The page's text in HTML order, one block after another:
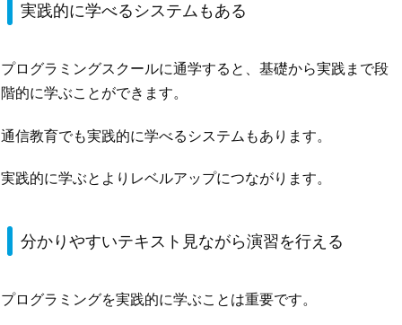
実践的に学べるシステムもある
プログラミングスクールに通学すると、基礎から実践まで段
階的に学ぶことができます。
通信教育でも実践的に学べるシステムもあります。
実践的に学ぶとよりレベルアップにつながります。
分かりやすいテキスト見ながら演習を行える
プログラミングを実践的に学ぶことは重要です。